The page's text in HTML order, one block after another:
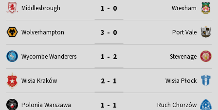
Middlesbrough 1 - 0 Wrexham
Wolverhampton 3 - 0 Port Vale
Wycombe Wanderers 1 - 2 Stevenage
Wisła Kraków 2 - 1 Wisła Płock
Polonia Warszawa 1 - 1 Ruch Chorzów